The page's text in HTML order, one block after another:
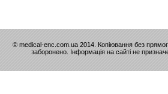
© medical-enc.com.ua 2014. Копіювання без
заборонено. Інформація на сайті не